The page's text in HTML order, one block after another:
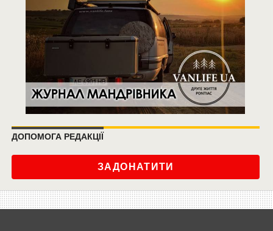
ДОПОМОГА РЕДАКЦІЇ
ЗАДОНАТИТИ